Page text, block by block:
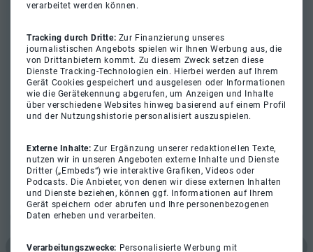
verarbeitet werden können.
Tracking durch Dritte: Zur Finanzierung unseres
journalistischen Angebots spielen wir Ihnen Werbung aus, die
von Drittanbietern kommt. Zu diesem Zweck setzen diese
Dienste Tracking-Technologien ein. Hierbei werden auf Ihrem
Gerät Cookies gespeichert und ausgelesen oder Informationen
wie die Gerätekennung abgerufen, um Anzeigen und Inhalte
über verschiedene Websites hinweg basierend auf einem Profil
und der Nutzungshistorie personalisiert auszuspielen.
Externe Inhalte:Zur Ergänzung unserer redaktionellen Texte,
nutzen wir in unseren Angeboten externe Inhalte und Dienste
Dritter („Embeds“) wie interaktive Grafiken, Videos oder
Podcasts. Die Anbieter, von denen wir diese externen Inhalten
und Dienste beziehen, können ggf. Informationen auf Ihrem
Gerät speichern oder abrufen und Ihre personenbezogenen
Daten erheben und verarbeiten.
Verarbeitungszwecke: Personalisierte Werbung mit